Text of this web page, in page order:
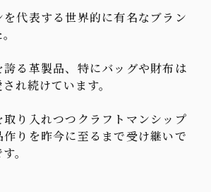
を代表する世界的に有名なブラン
誇る革製品、特にバッグや財布は
れ続けています。
り入れつつクラフトマンシップ
作りを昨今に至るまで受け継いで
。